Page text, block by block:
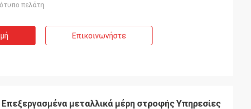
πελάτη
Επικοινωνήστε
μεταλλικά μέρη στροφής Υπηρεσίες